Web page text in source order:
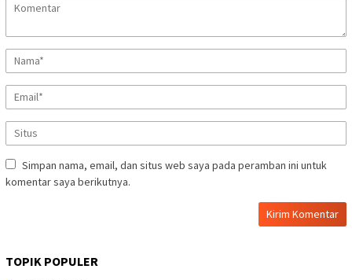
Simpan nama, email, dan situs web saya pada peramban ini untuk
komentar saya berikutnya.
TOPIK POPULER